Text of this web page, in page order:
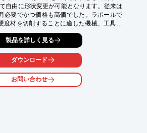
自由に形状変更が可能となります。従来は
必要でかつ価格も高価でした。ラポールで
度材を切削することに適した機械、工具を
期に仕上げます。
せいただくかPDFをダウンロードしてご覧
製品を詳しく見る
ダウンロード
お問い合わせ